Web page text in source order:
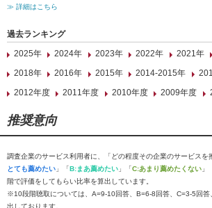
≫ 詳細はこちら
過去ランキング
2025年
2024年 2023年 2022年 2021年
2018年
2016年 2015年 2014-2015年
2012年度
2011年度 2010年度 2009年度
推奨意向
調査企業のサービス利用者に、「どの程度その企業のサービスを
とても薦めたい 」「B:まあ薦めたい 」「C:あまり薦めたくない 」
階で評価をしてもらい比率を算出しています。
※10段階聴取については、A=9-10回答、B=6-8回答、C=3-5回答
出しております。